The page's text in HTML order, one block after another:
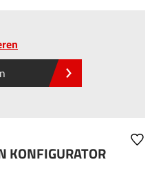
KONFIGURATOR